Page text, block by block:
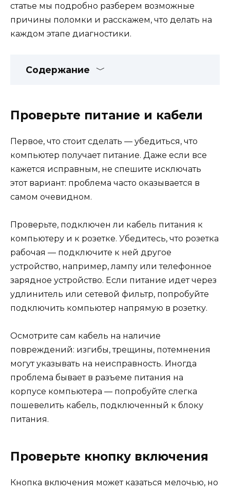
статье мы подробно разберем возможные
причины поломки и расскажем, что делать на
каждом этапе диагностики.
Содержание
Проверьте питание и кабели
Первое, что стоит сделать — убедиться, что
компьютер получает питание. Даже если все
кажется исправным, не спешите исключать
этот вариант: проблема часто оказывается в
самом очевидном.
Проверьте, подключен ли кабель питания к
компьютеру и к розетке. Убедитесь, что розетка
рабочая — подключите к ней другое
устройство, например, лампу или телефонное
зарядное устройство. Если питание идет через
удлинитель или сетевой фильтр, попробуйте
подключить компьютер напрямую в розетку.
Осмотрите сам кабель на наличие
повреждений: изгибы, трещины, потемнения
могут указывать на неисправность. Иногда
проблема бывает в разъеме питания на
корпусе компьютера — попробуйте слегка
пошевелить кабель, подключенный к блоку
питания.
Проверьте кнопку включения
Кнопка включения может казаться мелочью, но